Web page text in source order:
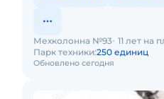
Обновлено сегодня
Мехколонна №93 11 лет на
Парк техники:250 единиц